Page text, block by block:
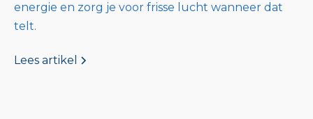
energie en zorg je voor frisse lucht wanneer dat
telt.
Lees artikel